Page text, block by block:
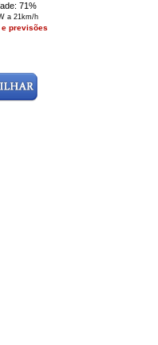
71%
a 21km/h
e previsões